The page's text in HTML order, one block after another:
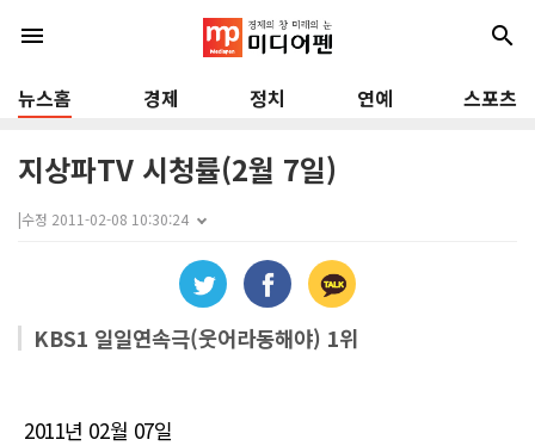
menu search
뉴스홈 경제 정치 연예 스포츠
지상파TV 시청률(2월 7일)
|수정 2011-02-08 10:30:24
KBS1 일일연속극(웃어라동해야) 1위
2011년 02월 07일